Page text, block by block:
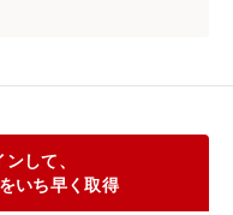
して、
いち早く取得